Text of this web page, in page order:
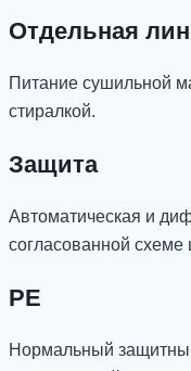
Отдельная
Питание сушильной
стиралкой.
Защита
Автоматическая и
согласованной схеме
PE
Нормальный